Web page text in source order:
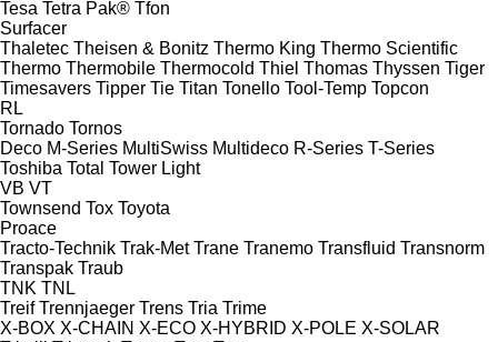
Tesa Tetra Pak® Tfon
Surfacer
Thaletec Theisen & Bonitz Thermo King Thermo Scientific
Thermo Thermobile Thermocold Thiel Thomas Thyssen Tiger
Timesavers Tipper Tie Titan Tonello Tool-Temp Topcon
RL
Tornado Tornos
Deco M-Series MultiSwiss Multideco R-Series T-Series
Toshiba Total Tower Light
VB VT
Townsend Tox Toyota
Proace
Tracto-Technik Trak-Met Trane Tranemo Transfluid Transnorm
Transpak Traub
TNK TNL
Treif Trennjaeger Trens Tria Trime
X-BOX X-CHAIN X-ECO X-HYBRID X-POLE X-SOLAR